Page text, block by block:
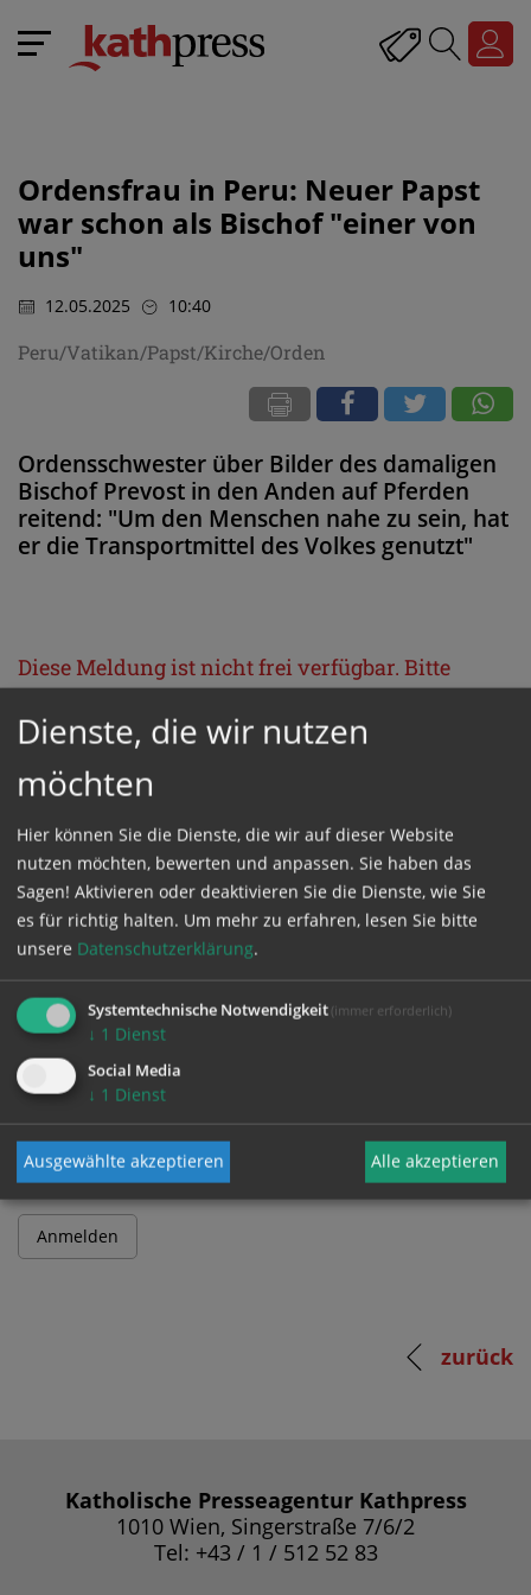
Ordensfrau in Peru: Neuer Papst
war schon als Bischof "einer von
uns"
12.05.2025 10:40
Peru/Vatikan/Papst/Kirche/Orden
Ordensschwester über Bilder des damaligen
Bischof Prevost in den Anden auf Pferden
reitend: "Um den Menschen nahe zu sein, hat
er die Transportmittel des Volkes genutzt"
Diese Meldung ist nicht frei verfügbar. Bitte
ProduktKathpress_online.
GESCHÜTZTER BEREICH
Bitte melden Sie sich mit Ihrem Benutzernamen
und Passwort an.
Benutzername
Passwort
zurück
Katholische Presseagentur Kathpress
1010 Wien, Singerstraße 7/6/2
Tel: +43 / 1 / 512 52 83
Dienste, die wir nutzen
möchten
Hier können Sie die Dienste, die wir auf dieser Website
nutzen möchten, bewerten und anpassen. Sie haben das
Sagen! Aktivieren oder deaktivieren Sie die Dienste, wie Sie
es für richtig halten. Um mehr zu erfahren, lesen Sie bitte
unsere Datenschutzerklärung.
Systemtechnische Notwendigkeit (immer erforderlich)
↓ 1 Dienst
Social Media
↓ 1 Dienst
Ausgewählte akzeptieren Alle akzeptieren